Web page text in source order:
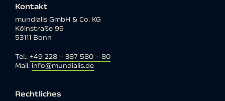
Kontakt
mundialis GmbH & Co. KG
Kölnstraße 99
53111 Bonn
Tel.: +49 228 – 387 580 – 80
Mail: info@mundialis.de
Rechtliches